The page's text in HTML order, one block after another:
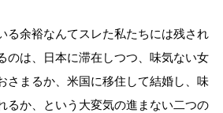
る余裕なんてスレた私たちには残され
のは、日本に滞在しつつ、味気ない女
さまるか、米国に移住して結婚し、味
るか、という大変気の進まない二つの